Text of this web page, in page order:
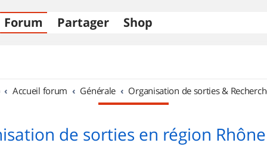
Forum Partager Shop
Accueil forum Générale Organisation de sorties &
de sorties en région